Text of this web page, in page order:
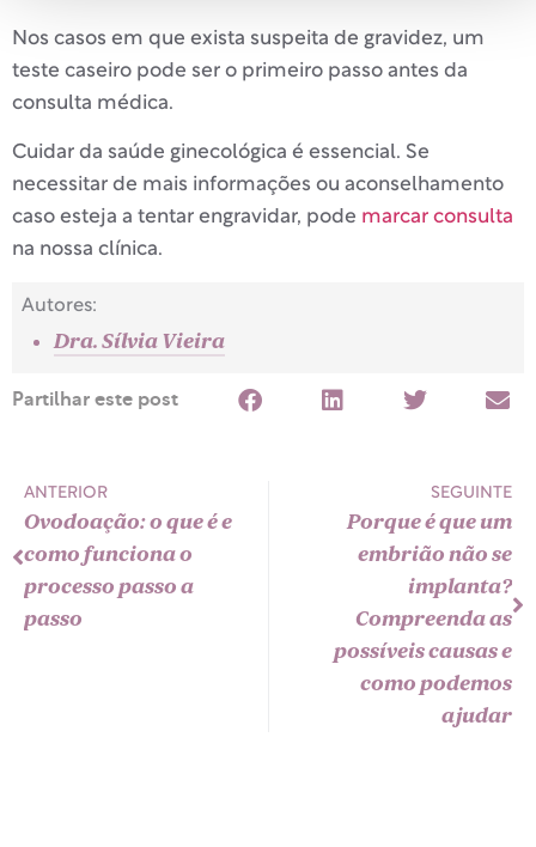
Nos casos em que exista suspeita de gravidez, um
teste caseiro pode ser o primeiro passo antes da
consulta médica.
Cuidar da saúde ginecológica é essencial. Se
necessitar de mais informações ou aconselhamento
caso esteja a tentar engravidar, pode marcar consulta
na nossa clínica.
Autores:
Dra. Sílvia Vieira
Partilhar este post
ANTERIOR
Ovodoação: o que é e
como funciona o
processo passo a
passo
SEGUINTE
Porque é que um
embrião não se
implanta?
Compreenda as
possíveis causas e
como podemos
ajudar